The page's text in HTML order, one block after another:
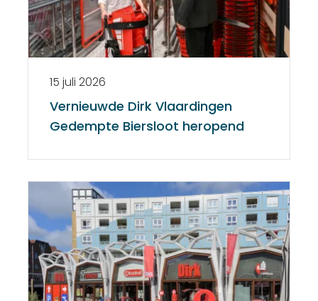
15 juli 2026
Vernieuwde Dirk Vlaardingen
Gedempte Biersloot heropend